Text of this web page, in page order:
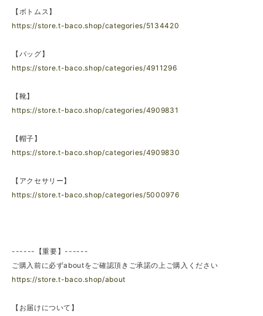
【ボトムス】
https://store.t-baco.shop/categories/5134420
【バッグ】
https://store.t-baco.shop/categories/4911296
【靴】
https://store.t-baco.shop/categories/4909831
【帽子】
https://store.t-baco.shop/categories/4909830
【アクセサリー】
https://store.t-baco.shop/categories/5000976
------【重要】------
ご購入前に必ずaboutをご確認頂きご承諾の上ご購入ください
https://store.t-baco.shop/about
【お届けについて】